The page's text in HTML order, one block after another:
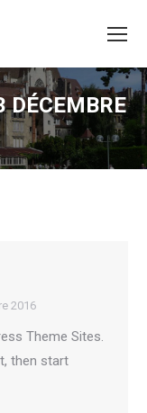
DÉCEMBRE
2016
Theme Sites.
then start